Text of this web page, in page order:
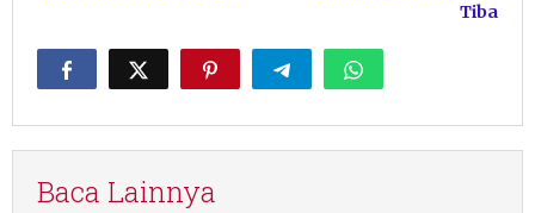
Tiba
Baca Lainnya